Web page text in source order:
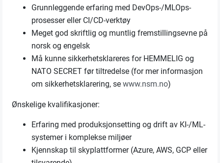
Grunnleggende erfaring med DevOps-/MLOps-
prosesser eller CI/CD-verktøy
Meget god skriftlig og muntlig fremstillingsevne på
norsk og engelsk
Må kunne sikkerhetsklareres for HEMMELIG og
NATO SECRET før tiltredelse (for mer informasjon
om sikkerhetsklarering, sewww.nsm.no)
Ønskelige kvalifikasjoner:
Erfaring med produksjonsetting og drift av KI-/ML-
systemer i komplekse miljøer
Kjennskap til skyplattformer (Azure, AWS, GCP eller